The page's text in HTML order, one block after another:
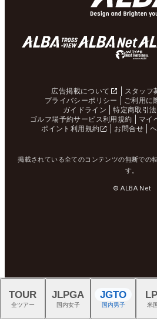
広告掲載について スタッフ
プライバシーポリシー
ご利用に
ガイドライン
特定商取引
ゴルフ場予約サービス利用規約
マイ
ポイント利用規約
お問合せ
掲載されている全てのコンテンツの無断での
す。
© ALBA Net
TOUR
全ツアー
JLPGA
国内女子
JGTO
国内男子 米